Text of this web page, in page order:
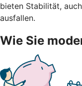
bieten Stabilität,
ausfallen.
Wie Sie